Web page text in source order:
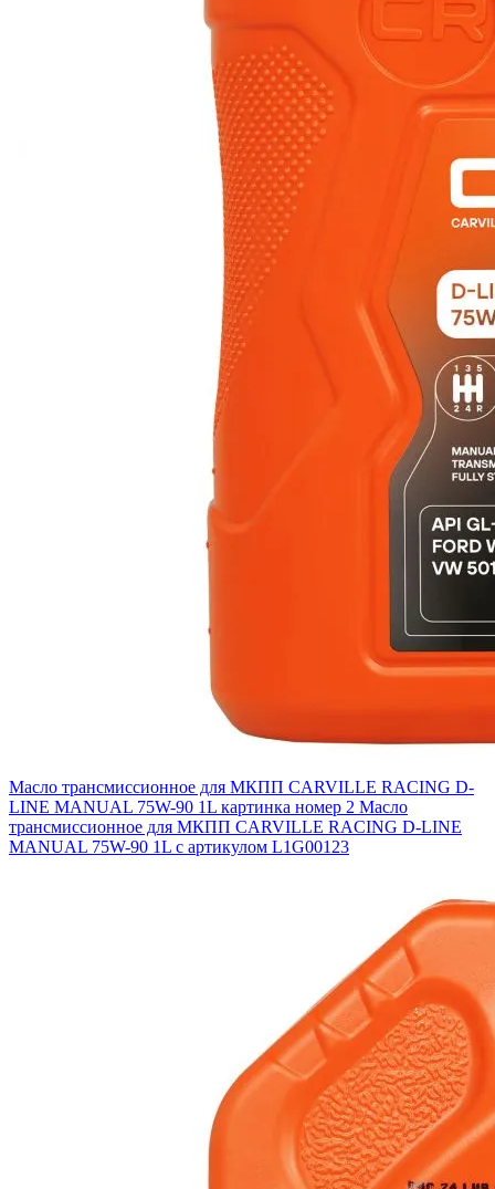
Масло трансмиссионное для МКПП CARVILLE RACING D-
LINE MANUAL 75W-90 1L картинка номер 2 Масло
трансмиссионное для МКПП CARVILLE RACING D-LINE
MANUAL 75W-90 1L с артикулом L1G00123